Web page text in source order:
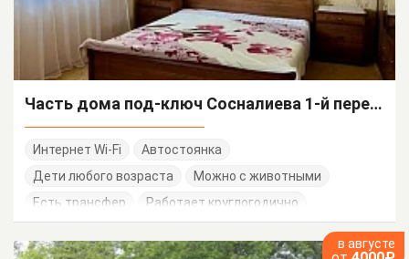
Часть дома под-ключ Сосналиева 1-й переулок 1
Интернет Wi-Fi
Автостоянка
Дети любого возраста
Можно с животными
Есть трансфер
Работает круглогодично
в августе